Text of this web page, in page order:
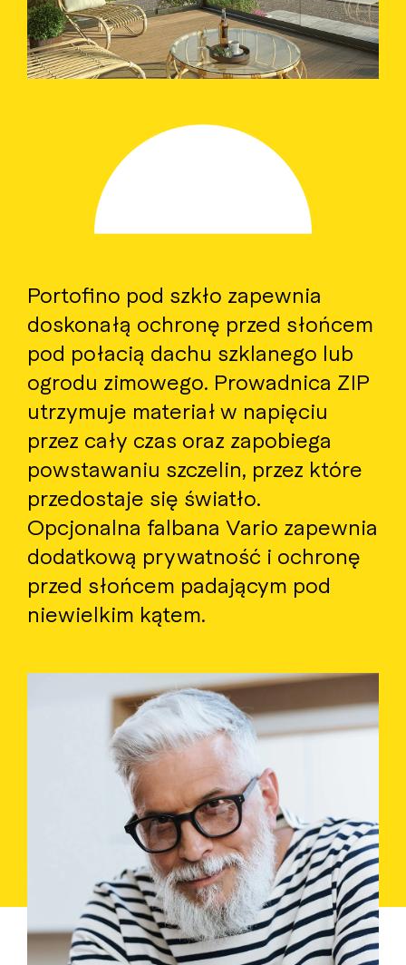
Portofino pod szkło zapewnia
doskonałą ochronę przed słońcem
pod połacią dachu szklanego lub
ogrodu zimowego. Prowadnica ZIP
utrzymuje materiał w napięciu
przez cały czas oraz zapobiega
powstawaniu szczelin, przez które
przedostaje się światło.
Opcjonalna falbana Vario zapewnia
dodatkową prywatność i ochronę
przed słońcem padającym pod
niewielkim kątem.